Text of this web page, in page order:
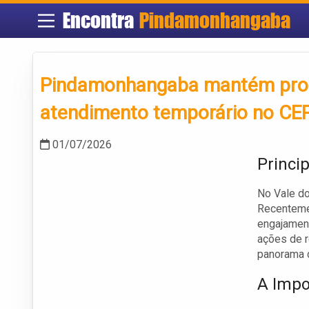
Encontra Pindamonhangaba
Pindamonhangaba mantém
atendimento temporário no
01/07/2026
No Vale
ações de
panorama
A